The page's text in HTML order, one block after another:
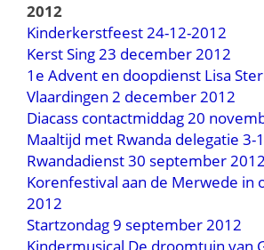
2012
Kinderkerstfeest 24-12-2012
Kerst Sing 23 december 2012
1e Advent en doopdienst Lisa
Vlaardingen 2 december 2012
Diacass contactmiddag 20
Maaltijd met Rwanda delegatie 3-
Rwandadienst 30 september 2012
Korenfestival aan de Merwede in
2012
Startzondag 9 september 2012